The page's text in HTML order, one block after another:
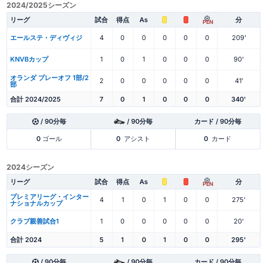
2024/2025シーズン
リーグ 試合 得点 As PEN 分
エールステ・ディヴィジ 4 0 0 0 0 0 209'
KNVBカップ 1 0 1 0 0 0 90'
オランダ プレーオフ 1部/2
部 2 0 0 0 0 0 41'
合計 2024/2025 7 0 1 0 0 0 340'
/ 90分毎 / 90分毎 カード / 90分毎
0ゴール 0 アシスト 0 カード
2024シーズン
リーグ 試合 得点 As PEN
分
プレミアリーグ・インター
ナショナルカップ 4 1 0 1 0 0 275'
クラブ親善試合1 1 0 0 0 0 0 20'
合計 2024 5 1 0 1 0 0 295'